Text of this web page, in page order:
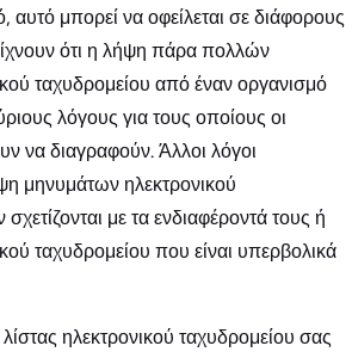
αυτό μπορεί να οφείλεται σε διάφορους
ότι η λήψη πάρα πολλών
ταχυδρομείου από έναν οργανισμό
λόγους για τους οποίους οι
να διαγραφούν. Άλλοι λόγοι
μηνυμάτων ηλεκτρονικού
με τα ενδιαφέροντά τους ή
ταχυδρομείου που είναι υπερβολικά
ηλεκτρονικού ταχυδρομείου σας